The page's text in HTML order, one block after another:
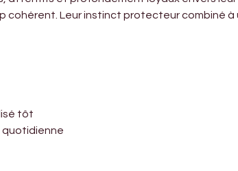
cohérent. Leur instinct protecteur combiné à
tôt
quotidienne